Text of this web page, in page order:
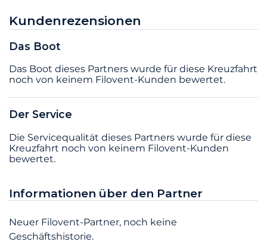
Kundenrezensionen
Das Boot
Das Boot dieses Partners wurde für diese Kreuzfahrt
noch von keinem Filovent-Kunden bewertet.
Der Service
Die Servicequalität dieses Partners wurde für diese
Kreuzfahrt noch von keinem Filovent-Kunden
bewertet.
Informationen über den Partner
Neuer Filovent-Partner, noch keine
Geschäftshistorie.